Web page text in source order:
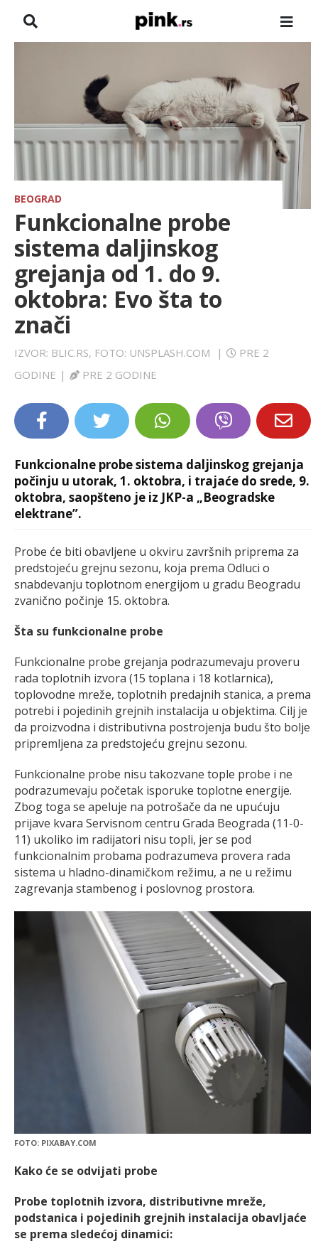
ZADRUGA
HRONIKA
FARMERI
SPORT
LIFESTYLE
EXTRA
BEOGRAD
Funkcionalne probe
sistema daljinskog
grejanja od 1. do 9.
oktobra: Evo šta to
znači
IZVOR: BLIC.RS, FOTO: UNSPLASH.COM |
PRE 2
GODINE | PRE 2 GODINE
Funkcionalne probe sistema daljinskog grejanja
počinju u utorak, 1. oktobra, i trajaće do srede, 9.
oktobra, saopšteno je iz JKP-a „Beogradske
elektrane”.
Probe će biti obavljene u okviru završnih priprema za
predstojeću grejnu sezonu, koja prema Odluci o
snabdevanju toplotnom energijom u gradu Beogradu
zvanično počinje 15. oktobra.
Šta su funkcionalne probe
Funkcionalne probe grejanja podrazumevaju proveru
rada toplotnih izvora (15 toplana i 18 kotlarnica),
toplovodne mreže, toplotnih predajnih stanica, a prema
potrebi i pojedinih grejnih instalacija u objektima. Cilj je
da proizvodna i distributivna postrojenja budu što bolje
pripremljena za predstojeću grejnu sezonu.
Funkcionalne probe nisu takozvane tople probe i ne
podrazumevaju početak isporuke toplotne energije.
Zbog toga se apeluje na potrošače da ne upućuju
prijave kvara Servisnom centru Grada Beograda (11-0-
11) ukoliko im radijatori nisu topli, jer se pod
funkcionalnim probama podrazumeva provera rada
sistema u hladno-dinamičkom režimu, a ne u režimu
zagrevanja stambenog i poslovnog prostora.
FOTO: PIXABAY.COM
Kako će se odvijati probe
Probe toplotnih izvora, distributivne mreže,
podstanica i pojedinih grejnih instalacija obavljaće
se prema sledećoj dinamici: